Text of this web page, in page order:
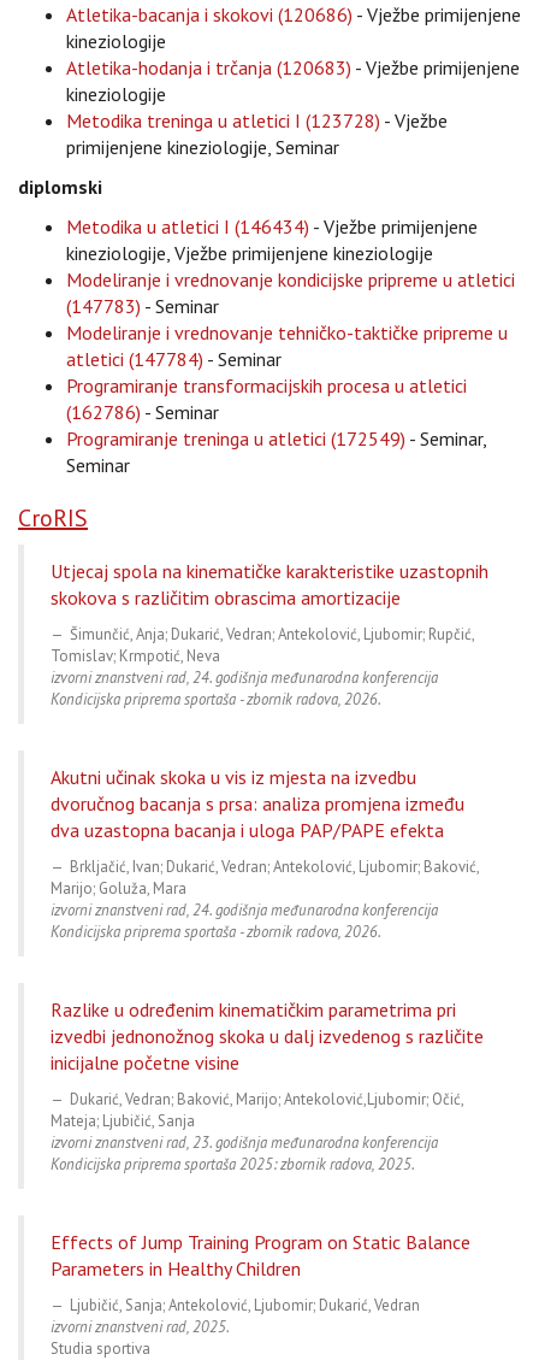
Atletika-bacanja i skokovi (120686) - Vježbe primijenjene
kineziologije
Atletika-hodanja i trčanja (120683) - Vježbe primijenjene
kineziologije
Metodika treninga u atletici I (123728) - Vježbe
primijenjene kineziologije, Seminar
diplomski
Metodika u atletici I (146434) - Vježbe primijenjene
kineziologije, Vježbe primijenjene kineziologije
Modeliranje i vrednovanje kondicijske pripreme u atletici
(147783) - Seminar
Modeliranje i vrednovanje tehničko-taktičke pripreme u
atletici (147784) - Seminar
Programiranje transformacijskih procesa u atletici
(162786) - Seminar
Programiranje treninga u atletici (172549) - Seminar,
Seminar
CroRIS
Utjecaj spola na kinematičke karakteristike uzastopnih
skokova s različitim obrascima amortizacije
Šimunčić, Anja; Dukarić, Vedran; Antekolović, Ljubomir; Rupčić,
Tomislav; Krmpotić, Neva
izvorni znanstveni rad, 24. godišnja međunarodna konferencija
Kondicijska priprema sportaša - zbornik radova, 2026.
Akutni učinak skoka u vis iz mjesta na izvedbu
dvoručnog bacanja s prsa: analiza promjena između
dva uzastopna bacanja i uloga PAP/PAPE efekta
Brkljačić, Ivan; Dukarić, Vedran; Antekolović, Ljubomir; Baković,
Marijo; Goluža, Mara
izvorni znanstveni rad, 24. godišnja međunarodna konferencija
Kondicijska priprema sportaša - zbornik radova, 2026.
Razlike u određenim kinematičkim parametrima pri
izvedbi jednonožnog skoka u dalj izvedenog s različite
inicijalne početne visine
Dukarić, Vedran; Baković, Marijo; Antekolović,Ljubomir; Očić,
Mateja; Ljubičić, Sanja
izvorni znanstveni rad, 23. godišnja međunarodna konferencija
Kondicijska priprema sportaša 2025: zbornik radova, 2025.
Effects of Jump Training Program on Static Balance
Parameters in Healthy Children
Ljubičić, Sanja; Antekolović, Ljubomir; Dukarić, Vedran
izvorni znanstveni rad, 2025.
Studia sportiva